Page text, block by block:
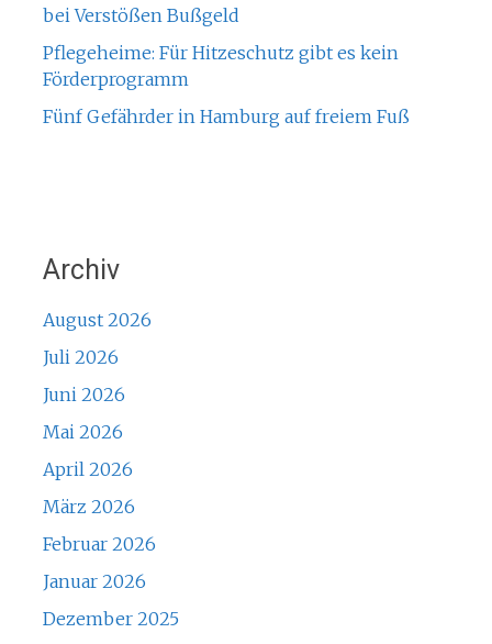
bei Verstößen Bußgeld
Pflegeheime: Für Hitzeschutz gibt es kein
Förderprogramm
Fünf Gefährder in Hamburg auf freiem Fuß
Archiv
August 2026
Juli 2026
Juni 2026
Mai 2026
April 2026
März 2026
Februar 2026
Januar 2026
Dezember 2025